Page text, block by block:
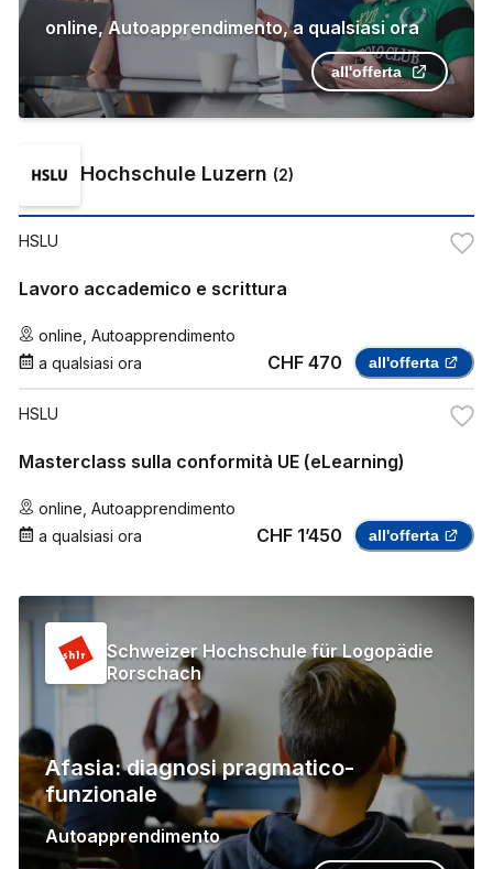
online,Autoapprendimento,a qualsiasi ora
all'offerta
Hochschule Luzern (2)
HSLU
Lavoro accademico e scrittura
online Autoapprendimento
a qualsiasi ora
CHF 470 all'offerta
HSLU
Masterclass sulla conformità UE (eLearning)
online Autoapprendimento
a qualsiasi ora
CHF 1’450 all'offerta
Schweizer Hochschule für Logopädie
Rorschach
Afasia: diagnosi pragmatico-
funzionale
Autoapprendimento